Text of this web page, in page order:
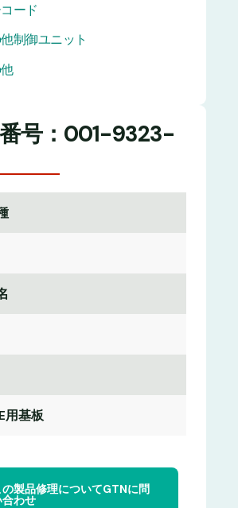
ード
制御ユニット
号：001-9323-
用基板
の製品修理についてGTNに問
合わせ